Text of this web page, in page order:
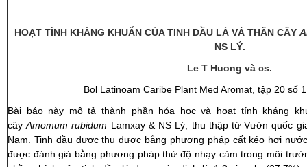
HOẠT TÍNH KHÁNG KHUẨN CỦA TINH DẦU LÁ VÀ THÂN CÂY
NS LÝ.
Le T Huong và cs.
Bol Latinoam Caribe Plant Med Aromat, tập 20 số
Bài báo này mô tả thành phần hóa học và hoạt tính kháng
câyAmomum rubidum Lamxay & NS Lý, thu thập từ Vườn quốc
Nam. Tinh dầu được thu được bằng phương pháp cất kéo hơi
được đánh giá bằng phương pháp thử độ nhạy cảm trong môi